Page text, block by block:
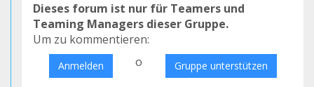
Dieses forum ist nur für Teamers und
Teaming Managers dieser Gruppe.
Um zu kommentieren:
Anmelden o Gruppe unterstützen